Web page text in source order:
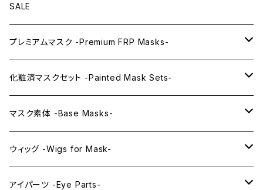
SALE
プレミアムマスク -Premium FRP Masks-
KAWAII PREMIUM Mask & Wig Sets
プレミアムマスク素体-Premium base masks-
プレミアムウィッグ -Premium Wigs-
プレミアムレンズアイ -Premium Lens eye-
化粧済マスクセット -Painted Mask Sets-
KAWAII EX series
KAWAII series
IDOL series
マスク素体 -Base Masks-
アニメマスク -Anime Masks-
ドールマスク -Doll Masks-
ウィッグ -Wigs for Mask-
ロング -Long-
アイパーツ -Eye Parts-